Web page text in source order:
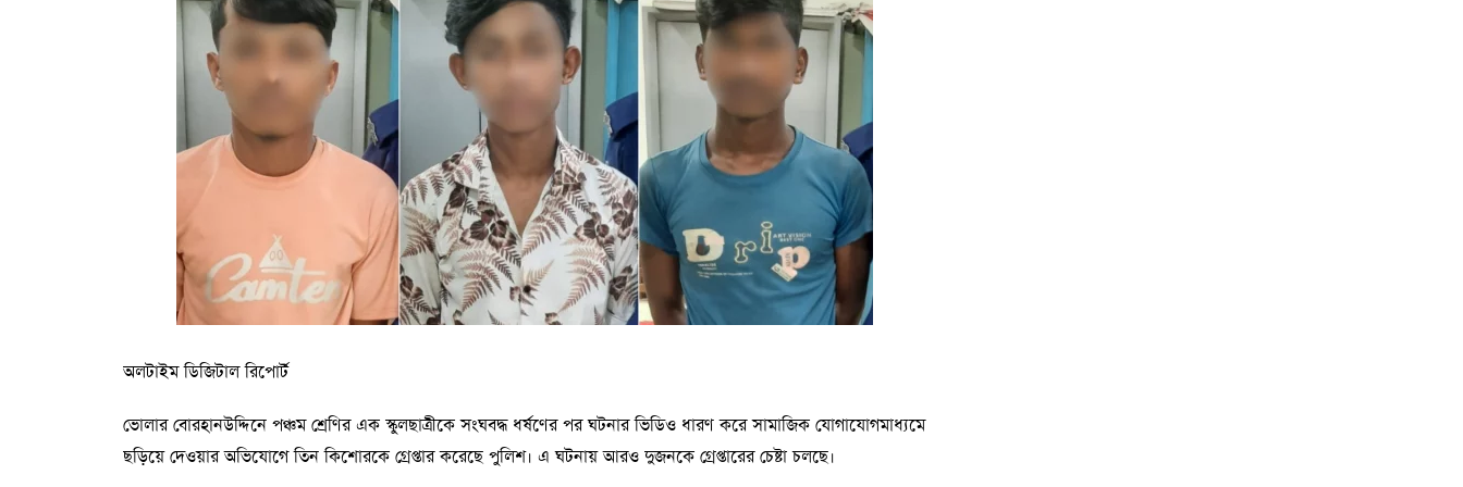
অনুষ্ঠানে প্রধান অতিথির বক্তব্যে ব্যবসায় শিক্ষা অনুষদের ডিন সহযোগী অধ্যাপক ড. মো. এমদাদুল হক বলেন, “শিক্ষাখাতে
জাকাতের অর্থ বিনিয়োগ মানবসম্পদ উন্নয়ন ও বৈষম্য হ্রাসে গুরুত্বপূর্ণ ভূমিকা রাখে। শিক্ষার্থীদের অবশ্যই সততা, অধ্যবসায় ও
নৈতিকতার সঙ্গে নিজেদের গড়ে তুলতে হবে। সিজেটএমের প্রতি অনুরোধ থাকবে যাতে আগামী বছর কুমিল্লা বিশ্ববিদ্যালয়ের জন্য
বৃত্তির সংখ্যা ও পরিধি আরও বাড়ানো হয়।
অলটাইম ডিজিটাল রিপোর্ট
ভোলার বোরহানউদ্দিনে পঞ্চম শ্রেণির এক স্কুলছাত্রীকে সংঘবদ্ধ ধর্ষণের পর ঘটনার ভিডিও ধারণ করে সামাজিক যোগাযোগমাধ্যমে
ছড়িয়ে দেওয়ার অভিযোগে তিন কিশোরকে গ্রেপ্তার করেছে পুলিশ। এ ঘটনায় আরও দুজনকে গ্রেপ্তারের চেষ্টা চলছে।